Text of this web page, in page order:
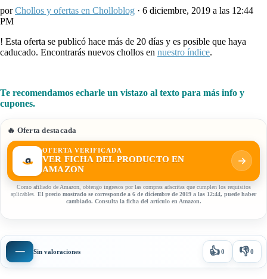
porChollos y ofertas en Cholloblog · 6 diciembre, 2019 a las 12:44
PM
! Esta oferta se publicó hace más de 20 días y es posible que haya
caducado. Encontrarás nuevos chollos en nuestro índice.
Te recomendamos echarle un vistazo al texto para más info y
cupones.
🔥 Oferta destacada
OFERTA VERIFICADA
VER FICHA DEL PRODUCTO EN
AMAZON
Como afiliado de Amazon, obtengo ingresos por las compras adscritas que cumplen los requisitos
aplicables. El precio mostrado se corresponde a 6 de diciembre de 2019 a las 12:44, puede haber
cambiado. Consulta la ficha del artículo en Amazon.
— Sin valoraciones 👍0 👎0